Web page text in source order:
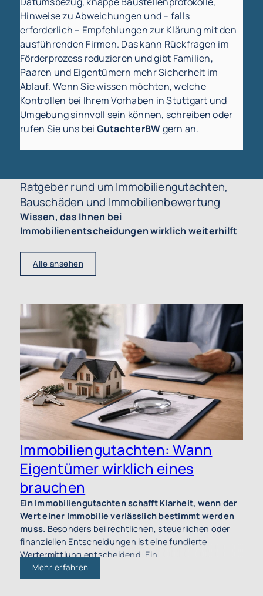
Hinweise zu Abweichungen und – falls
erforderlich – Empfehlungen zur Klärung mit den
ausführenden Firmen. Das kann Rückfragen im
Förderprozess reduzieren und gibt Familien,
Paaren und Eigentümern mehr Sicherheit im
Ablauf. Wenn Sie wissen möchten, welche
Kontrollen bei Ihrem Vorhaben in Stuttgart und
Umgebung sinnvoll sein können, schreiben oder
rufen Sie uns bei GutachterBWgern an.
Ratgeber rund um Immobiliengutachten,
Bauschäden und Immobilienbewertung
Wissen, das Ihnen bei
Immobilienentscheidungen wirklich weiterhilft
Alle ansehen
Immobiliengutachten: Wann
Eigentümer wirklich eines
brauchen
Ein Immobiliengutachten schafft Klarheit, wenn der
Wert einer Immobilie verlässlich bestimmt werden
muss. Besonders bei rechtlichen, steuerlichen oder
finanziellen Entscheidungen ist eine fundierte
Wertermittlung entscheidend. Ein
Immobiliengutachten durch einen
Sachverständigenliefert eine nachvollziehbare
Mehr erfahren